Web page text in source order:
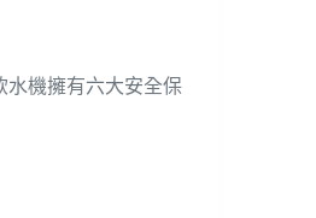
水機擁有六大安全保